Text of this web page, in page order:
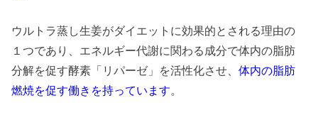
ウルトラ蒸し生姜がダイエットに効果的とされる理由の
１つであり、エネルギー代謝に関わる成分で体内の脂肪
分解を促す酵素「リパーゼ」を活性化させ、体内の脂肪
燃焼を促す働きを持っています。